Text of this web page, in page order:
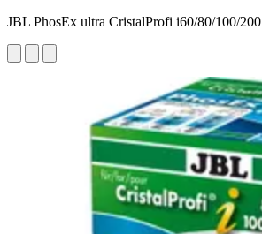
JBL PhosEx ultra CristalProfi i60/80/100/200